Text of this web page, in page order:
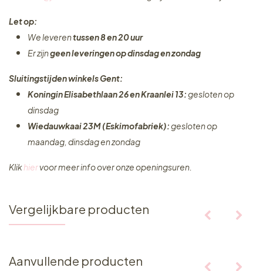
Let op:
We leverentussen 8 en 20 uur
Er zijngeen leveringenop dinsdag en zondag
Sluitingstijden winkels Gent:
Koningin Elisabethlaan 26 en Kraanlei 13:gesloten op
dinsdag
Wiedauwkaai 23M (Eskimofabriek):gesloten op
maandag, dinsdag en zondag
Klikhiervoor meer info over onze openingsuren.
Vergelijkbare producten
Aanvullende producten